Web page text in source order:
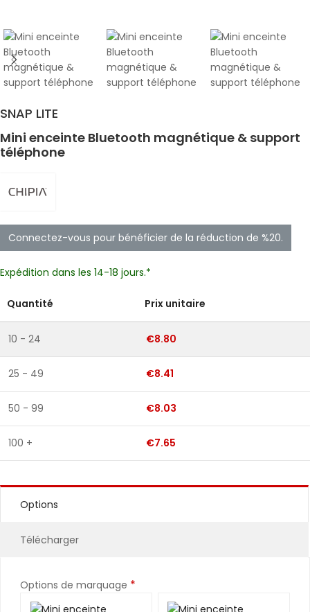
SNAP LITE
Mini enceinte Bluetooth magnétique & support
téléphone
Connectez-vous pour bénéficier de la réduction de %20.
Expédition dans les 14-18 jours.*
Quantité Prix unitaire
10 - 24 €8.80
25 - 49 €8.41
50 - 99 €8.03
100 + €7.65
Options
Télécharger
Options de marquage *